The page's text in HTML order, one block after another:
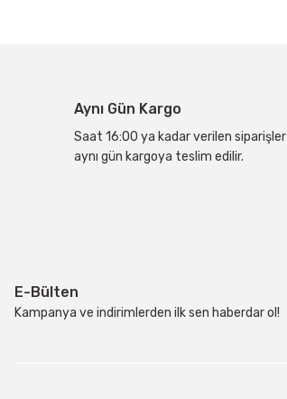
Ürün fiyatı diğer sitelerden daha pahalı.
Bu ürüne benzer farklı alternatifler olmalı.
Aynı Gün Kargo
Saat 16:00 ya kadar verilen siparişler
aynı gün kargoya teslim edilir.
E-Bülten
Kampanya ve indirimlerden ilk sen haberdar ol!